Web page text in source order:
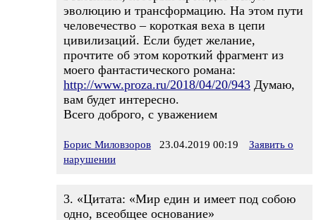
эволюцию и трансформацию. На этом пути
человечество – короткая веха в цепи
цивилизаций. Если будет желание,
прочтите об этом короткий фрагмент из
моего фантастического романа:
http://www.proza.ru/2018/04/20/943 Думаю,
вам будет интересно.
Всего доброго, с уважением
Борис Миловзоров 23.04.2019 00:19
Заявить о
нарушении
3. «Цитата: «Мир един и имеет под собою
одно, всеобщее основание»